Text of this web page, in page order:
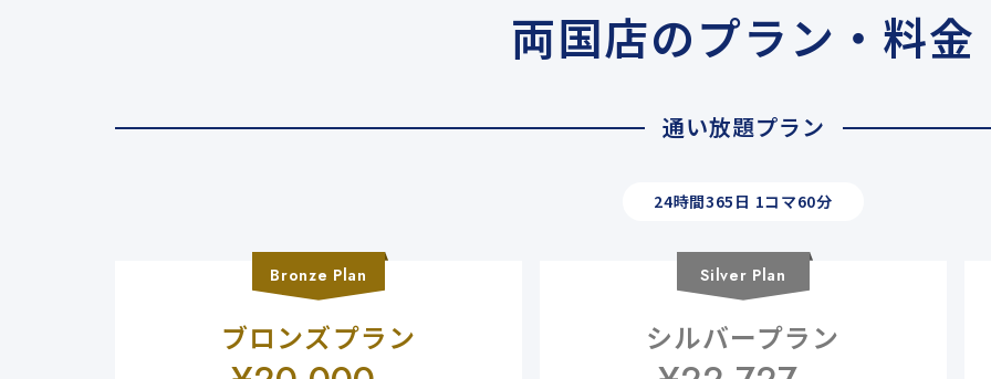
両国店のプラン・料金
通い放題プラン
24時間365日 1コマ60分
Bronze Plan
ブロンズプラン
Silver Plan
シルバープラン